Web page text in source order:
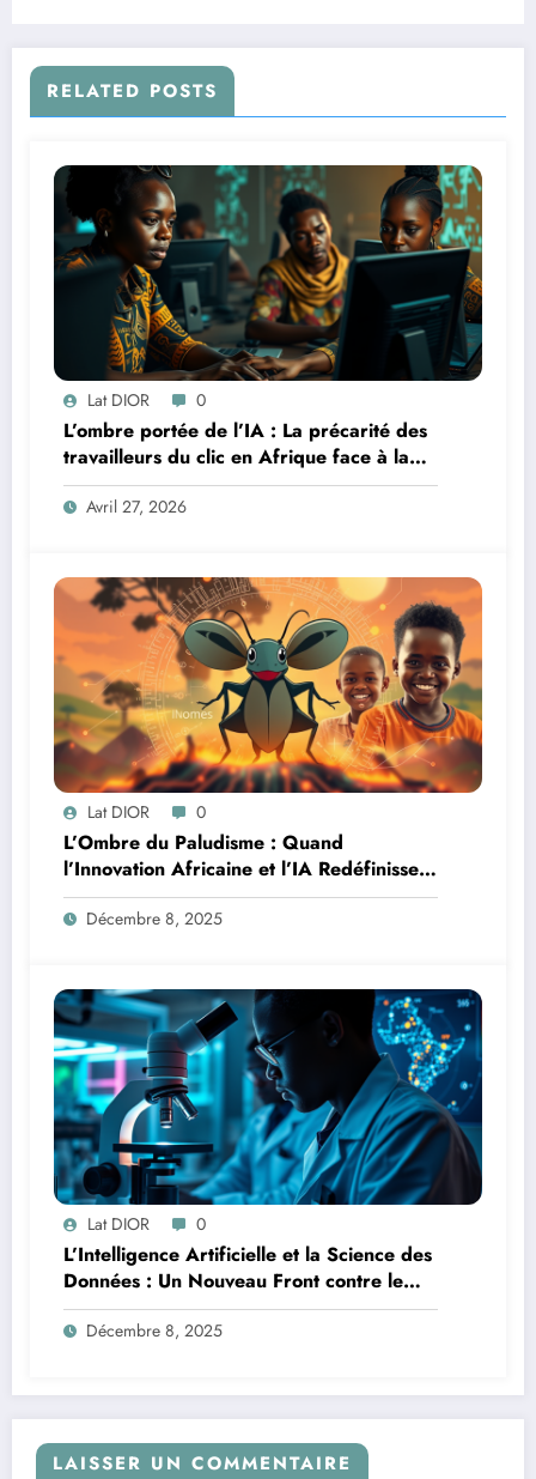
RELATED POSTS
Lat DIOR 0
L’ombre portée de l’IA : La précarité des
travailleurs du clic en Afrique face à la
révolution numérique
Avril 27, 2026
Lat DIOR 0
L’Ombre du Paludisme : Quand
l’Innovation Africaine et l’IA Redéfinissent
la Lutte
Décembre 8, 2025
Lat DIOR 0
L’Intelligence Artificielle et la Science des
Données : Un Nouveau Front contre le
Paludisme en Afrique
Décembre 8, 2025
LAISSER UN COMMENTAIRE